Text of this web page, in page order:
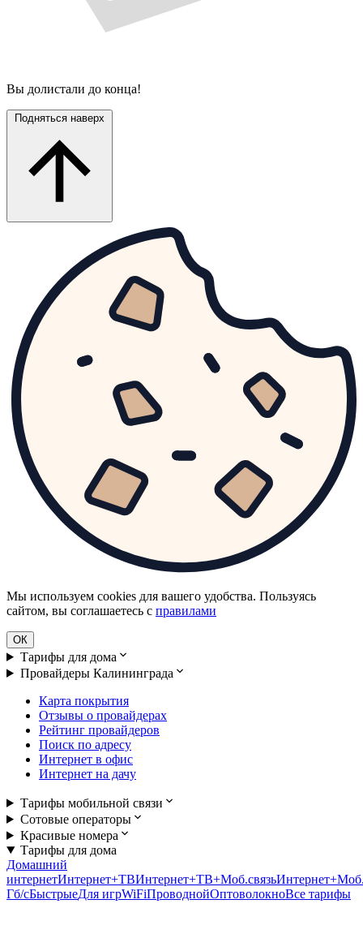
Вы долистали до конца!
Мы используем cookies для вашего удобства. Пользуясь
сайтом, вы соглашаетесь с правилами
ОК
Тарифы для дома
Провайдеры Калининграда
Карта покрытия
Отзывы о провайдерах
Рейтинг провайдеров
Поиск по адресу
Интернет в офис
Интернет на дачу
Тарифы мобильной связи
Сотовые операторы
Красивые номера
Тарифы для дома
Домашний
интернетИнтернет+ТВИнтернет+ТВ+Моб.связь
Гб/cБыстрыеДля игрWiFiПроводнойОптоволокноВсе тарифы